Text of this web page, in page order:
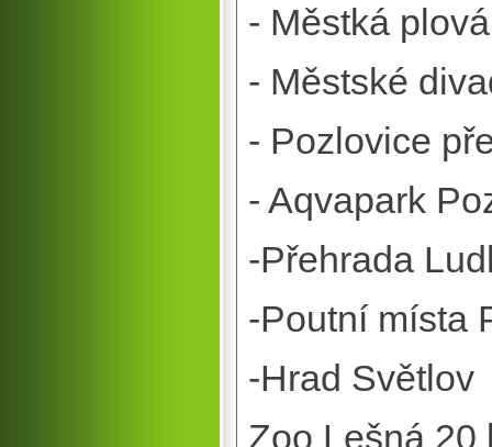
- Městká
- Městské
- Pozlovice
- Aqvapark
-Přehrada
-Poutní místa
-Hrad Světlov
Zoo Lešná 20